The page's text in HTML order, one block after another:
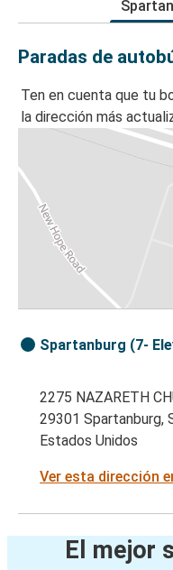
Paradas de
Ten en cuenta que tu
la dirección más
Spartanburg (7-
2275 NAZARETH
29301 Spartanburg,
Estados Unidos
Ver esta dirección
El mejor